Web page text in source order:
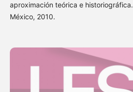
aproximación teórica e
México, 2010.